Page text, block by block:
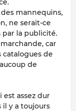
mannequins,
ne serait-ce
la publicité.
car
catalogues de
de
est assez dur
il y a toujours